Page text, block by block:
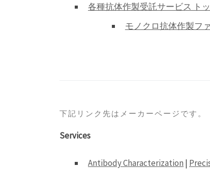
各種抗体作製受託サービス ト
モノクロ抗体作製フ
下記リンク先はメーカーページです。
Services
Antibody Characterization |